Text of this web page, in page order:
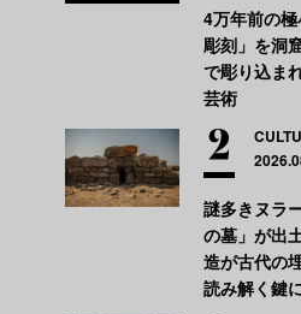
4万年前の
彫刻」を洞
で彫り込ま
芸術
謎多きヌラ
の墓」が出
造が古代の
読み解く鍵